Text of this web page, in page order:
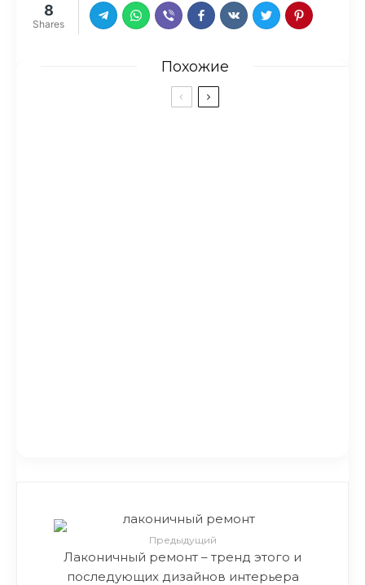
8
Shares
Похожие
Предыдущий
Лаконичный ремонт – тренд этого и
последующих дизайнов интерьера